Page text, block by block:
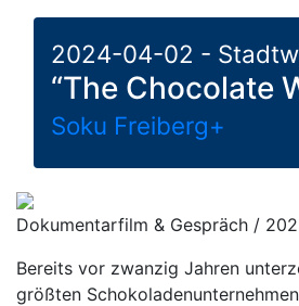
2024-04-02 -
“The Chocolate
Soku Freiberg+
Dokumentarfilm & Gespräch /
Bereits vor zwanzig Jahren
größten